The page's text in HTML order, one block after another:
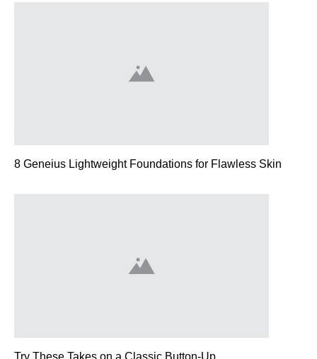
8 Geneius Lightweight Foundations for Flawless Skin
Try These Takes on a Classic Button-Up